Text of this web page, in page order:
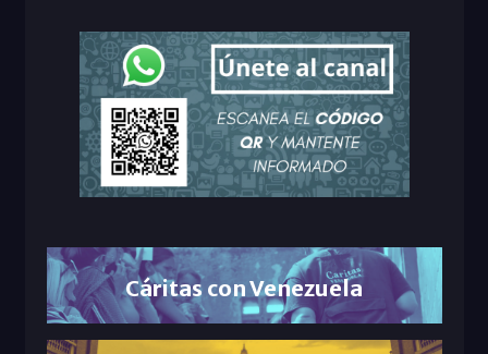
Cáritas con Venezuela